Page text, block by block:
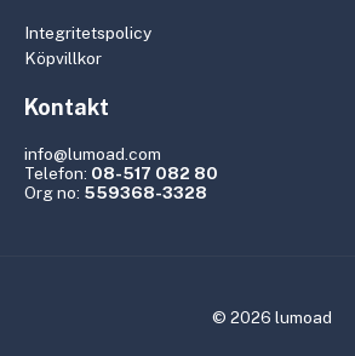
Integritetspolicy
Köpvillkor
Kontakt
info@lumoad.com
Telefon: 08-517 082 80
Org no: 559368-3328
© 2026 lumoad